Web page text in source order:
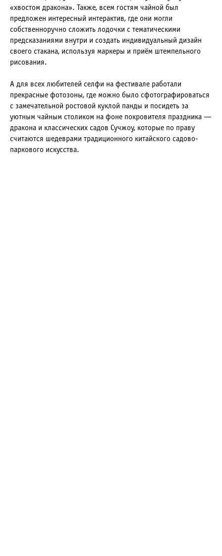
«хвостом дракона». Также, всем гостям чайной был
предложен интересный интерактив, где они могли
собственноручно сложить лодочки с тематическими
предсказаниями внутри и создать индивидуальный дизайн
своего стакана, используя маркеры и приём штемпельного
рисования.
А для всех любителей селфи на фестивале работали
прекрасные фотозоны, где можно было сфотографироваться
с замечательной ростовой куклой панды и посидеть за
уютным чайным столиком на фоне покровителя праздника —
дракона и классических садов Сучжоу, которые по праву
считаются шедеврами традиционного китайского садово-
паркового искусства.